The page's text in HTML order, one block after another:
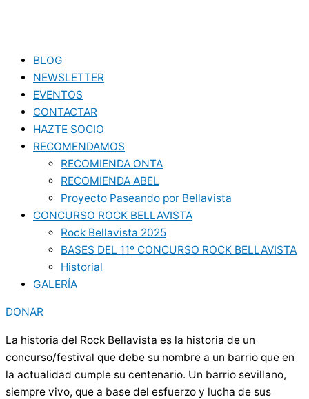
BLOG
NEWSLETTER
EVENTOS
CONTACTAR
HAZTE SOCIO
RECOMENDAMOS
RECOMIENDA ONTA
RECOMIENDA ABEL
Proyecto Paseando por Bellavista
CONCURSO ROCK BELLAVISTA
Rock Bellavista 2025
BASES DEL 11º CONCURSO ROCK BELLAVISTA
Historial
GALERÍA
DONAR
La historia del Rock Bellavista es la historia de un
concurso/festival que debe su nombre a un barrio que en
la actualidad cumple su centenario. Un barrio sevillano,
siempre vivo, que a base del esfuerzo y lucha de sus